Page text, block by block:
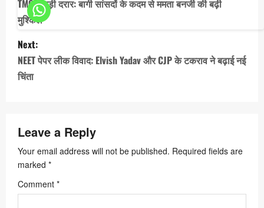
s
t
n
a
g
a
t
i
TMC में बड़ी दरार: बागी सांसदों के कदम से ममता बनर्जी की बढ़ी
मुश्किलें
Next:
NEET पेपर लीक विवाद: Elvish Yadav और CJP के टकराव ने बढ़ाई नई
चिंता
Leave a Reply
Your email address will not be published. Required fields are
marked *
Comment *